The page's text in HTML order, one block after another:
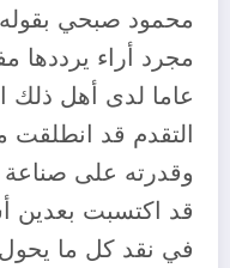
محمود صبحي
مجرد أراء يرددها
عاما لدى أهل ذلك
التقدم قد انطلقت
وقدرته على صناعة
قد اكتسبت بعدين
في نقد كل ما يحول